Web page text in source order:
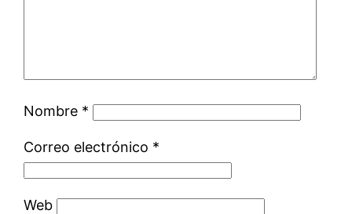
Nombre *
Correo electrónico *
Web